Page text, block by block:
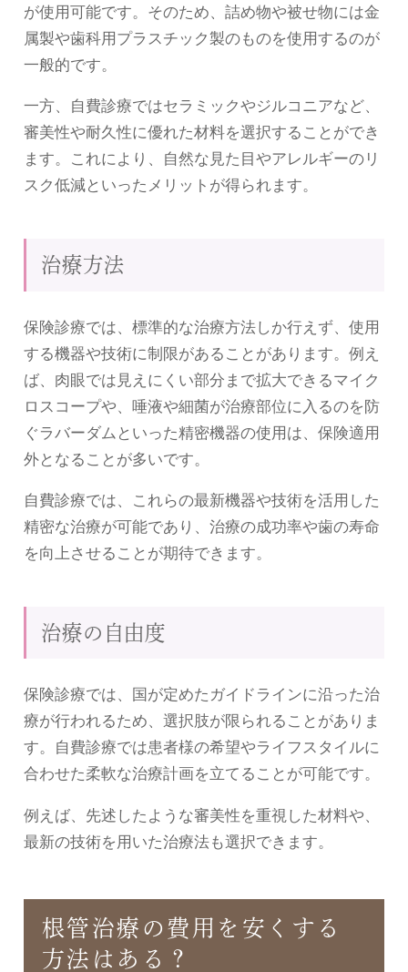
が使用可能です。そのため、詰め物や被せ物には金
属製や歯科用プラスチック製のものを使用するのが
一般的です。
一方、自費診療ではセラミックやジルコニアなど、
審美性や耐久性に優れた材料を選択することができ
ます。これにより、自然な見た目やアレルギーのリ
スク低減といったメリットが得られます。
治療方法
保険診療では、標準的な治療方法しか行えず、使用
する機器や技術に制限があることがあります。例え
ば、肉眼では見えにくい部分まで拡大できるマイク
ロスコープや、唾液や細菌が治療部位に入るのを防
ぐラバーダムといった精密機器の使用は、保険適用
外となることが多いです。
自費診療では、これらの最新機器や技術を活用した
精密な治療が可能であり、治療の成功率や歯の寿命
を向上させることが期待できます。
治療の自由度
保険診療では、国が定めたガイドラインに沿った治
療が行われるため、選択肢が限られることがありま
す。自費診療では患者様の希望やライフスタイルに
合わせた柔軟な治療計画を立てることが可能です。
例えば、先述したような審美性を重視した材料や、
最新の技術を用いた治療法も選択できます。
根管治療の費用を安くする
方法はある？